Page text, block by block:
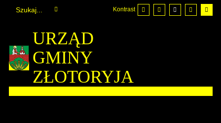
Kontrast
URZĄD
GMINY
ZŁOTORYJA